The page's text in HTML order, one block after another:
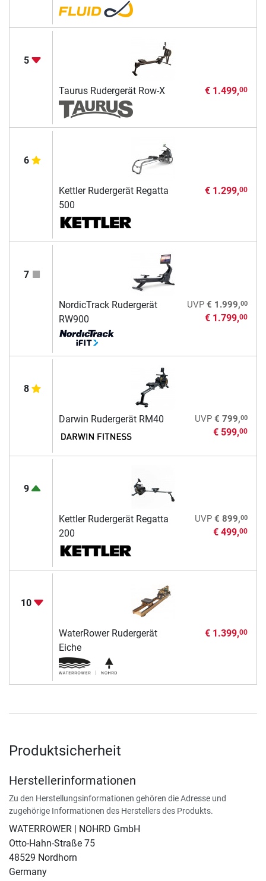
5
Taurus Rudergerät Row-X € 1.499,00
6
Kettler Rudergerät Regatta
500
€ 1.299,00
7
NordicTrack Rudergerät
RW900
UVP € 1.999,00
€ 1.799,00
8
Darwin Rudergerät RM40 UVP € 799,00
€ 599,00
9
Kettler Rudergerät Regatta
200
UVP € 899,00
€ 499,00
10
WaterRower Rudergerät
Eiche
€ 1.399,00
Produktsicherheit
Herstellerinformationen
Zu den Herstellungsinformationen gehören die Adresse und
zugehörige Informationen des Herstellers des Produkts.
WATERROWER | NOHRD GmbH
Otto-Hahn-Straße 75
48529 Nordhorn
Germany